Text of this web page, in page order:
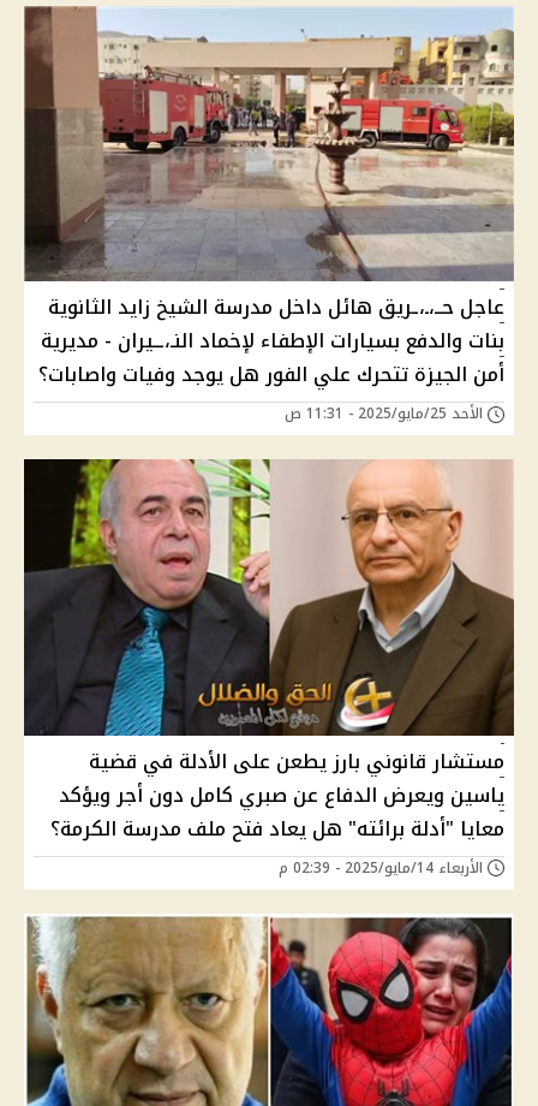
عاجل حــ،ـ،ـريق هائل داخل مدرسة الشيخ زايد الثانوية
بنات والدفع بسيارات الإطفاء لإخماد النـ،ــيران - مديرية
أمن الجيزة تتحرك علي الفور هل يوجد وفيات واصابات؟
الأحد 25/مايو/2025 - 11:31 ص
مستشار قانوني بارز يطعن على الأدلة في قضية
ياسين ويعرض الدفاع عن صبري كامل دون أجر ويؤكد
معايا "أدلة برائته" هل يعاد فتح ملف مدرسة الكرمة؟
الأربعاء 14/مايو/2025 - 02:39 م